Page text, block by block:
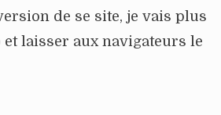
de se site, je vais plus
laisser aux navigateurs le